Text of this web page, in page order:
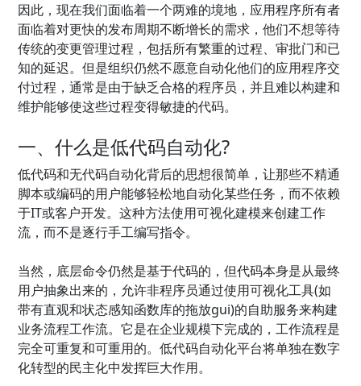
因此，现在我们面临着一个两难的境地，应用程序所有者
面临着对更快的发布周期不断增长的需求，他们不想等待
传统的变更管理过程，包括所有繁重的过程、审批门和已
知的延迟。但是组织仍然不愿意自动化他们的应用程序交
付过程，通常是由于缺乏合格的程序员，并且难以构建和
维护能够使这些过程变得敏捷的代码。
一、什么是低代码自动化?
低代码和无代码自动化背后的思想很简单，让那些不精通
脚本或编码的用户能够轻松地自动化某些任务，而不依赖
于IT或客户开发。这种方法使用可视化建模来创建工作
流，而不是逐行手工编写指令。
当然，底层命令仍然是基于代码的，但代码本身是从最终
用户抽象出来的，允许非程序员通过使用可视化工具(如
带有直观和状态感知函数库的拖放gui)的自助服务来构建
业务流程工作流。它是在企业规模下完成的，工作流程是
完全可重复和可重用的。低代码自动化平台将单独在数字
化转型的民主化中发挥巨大作用。